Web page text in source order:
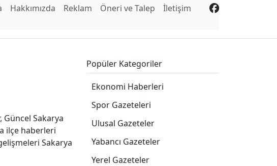
Hakkımızda Reklam Öneri ve Talep İletişim
Sakarya
ilçe haberleri
Sakarya
Popüler Kategoriler
Ekonomi Haberleri
Spor Gazeteleri
Ulusal Gazeteler
Yabancı Gazeteler
Yerel Gazeteler